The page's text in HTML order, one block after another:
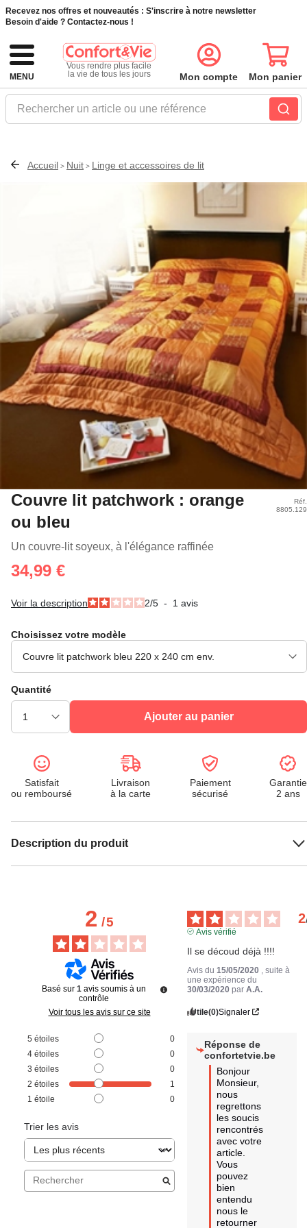
Recevez nos offres et nouveautés : S'inscrire à notre newsletter
Besoin d'aide ? Contactez-nous !
MENU
Vous rendre plus facile
la vie de tous les jours
Rechercher un article ou une référence
Mon compte Mon panier
Accueil > Nuit > Linge et accessoires de lit
Couvre lit patchwork : orange
ou bleu
Un couvre-lit soyeux, à l'élégance raffinée
Réf.
8805.129
34,99 €
Voir la description 2/5 - 1 avis
Choisissez votre modèle
Quantité
Ajouter au panier
Satisfait
ou remboursé
Livraison
à la carte
Paiement
sécurisé
Garantie
2 ans
Description du produit
2/5
Basé sur 1 avis soumis à un
contrôle
Voir tous les avis sur ce site
5 étoiles
0
4 étoiles
0
3 étoiles
0
2 étoiles
1
1 étoile 0
Trier les avis
2
Avis vérifié
Il se découd déjà !!!!
Avis du 15/05/2020
, suite à
une expérience du
30/03/2020 parA.A.
Utile(0)Signaler
Réponse de
confortetvie.be
Bonjour
Monsieur,
nous
regrettons
les soucis
rencontrés
avec votre
article.
Vous
pouvez
bien
entendu
nous le
retourner